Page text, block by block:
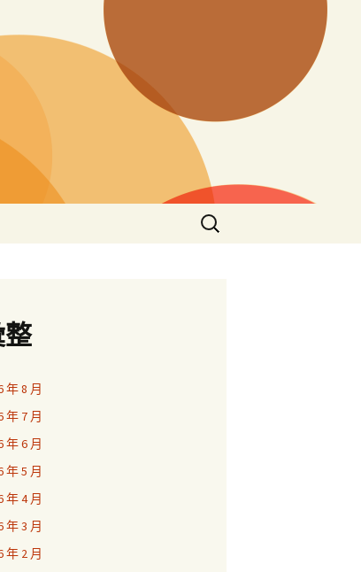
搜
尋
年 8 月
年 7 月
年 6 月
年 5 月
年 4 月
年 3 月
年 2 月